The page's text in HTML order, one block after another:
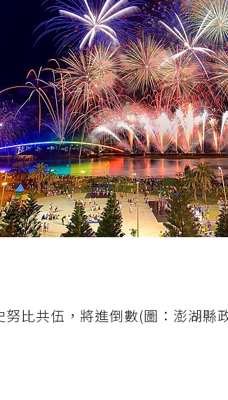
比共伍，將進倒數(圖：澎湖縣